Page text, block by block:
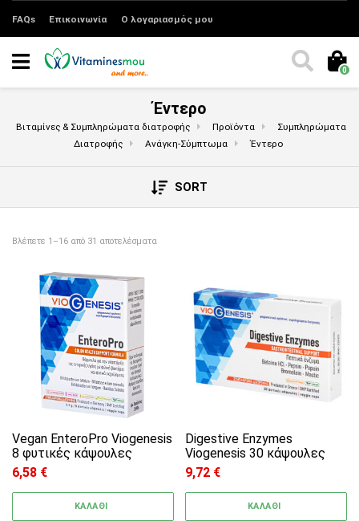
FAQs Επικοινωνία Ο λογαριασμός μου
0
Έντερο
Βιταμίνες & Συμπληρώματα διατροφής Προϊόντα
Συμπληρώματα
Διατροφής
Ανάγκη-Σύμπτωμα Έντερο
SORT
Βλέπετε 1–16 από 31 αποτελέσματα
Vegan EnteroPro Viogenesis
8 φυτικές κάψουλες
6,58 €
ΚΑΛΑΘΙ
Digestive Enzymes
Viogenesis 30 κάψουλες
9,72 €
ΚΑΛΑΘΙ